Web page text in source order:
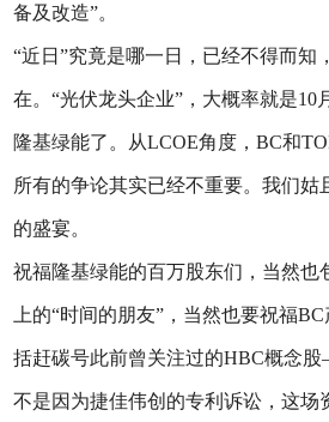
备及改造”。
“近日”究竟是哪一日，已经不得而知
在。“光伏龙头企业”，大概率就是10
隆基绿能了。从LCOE角度，BC和
所有的争论其实已经不重要。我们姑
的盛宴。
祝福隆基绿能的百万股东们，当然也
上的“时间的朋友”，当然也要祝福
括赶碳号此前曾关注过的HBC概念
不是因为捷佳伟创的专利诉讼，这场